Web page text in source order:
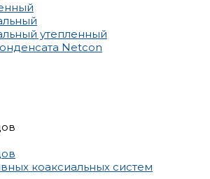
утепленный
Netcon
коаксиальных систем